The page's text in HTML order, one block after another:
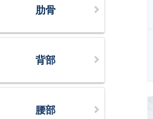
肋骨
背部
腰部